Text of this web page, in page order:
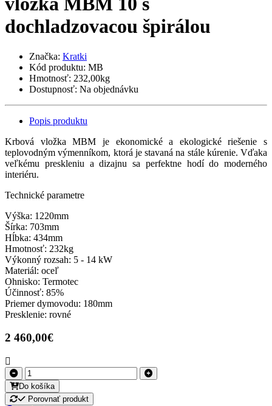
dochladzovacou špirálou
Značka: Kratki
Kód produktu: MB
Hmotnosť: 232,00kg
Dostupnosť: Na objednávku
Popis produktu
Krbová vložka MBM je ekonomické a ekologické riešenie s
teplovodným výmenníkom, ktorá je stavaná na stále kúrenie. Vďaka
veľkému preskleniu a dizajnu sa perfektne hodí do moderného
interiéru.
Technické parametre
Výška: 1220mm
Šírka: 703mm
Hĺbka: 434mm
Hmotnosť: 232kg
Výkonný rozsah: 5 - 14 kW
Materiál: oceľ
Ohnisko: Termotec
Účinnosť: 85%
Priemer dymovodu: 180mm
Presklenie: rovné
2 460,00€
Do košíka
Porovnať produkt